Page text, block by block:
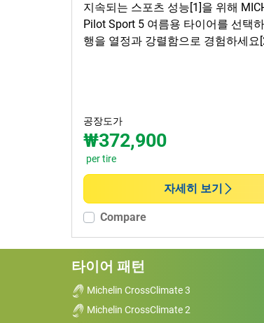
모든 유형 (2)
승용 (2)
런플랫 타이어일 경우, 선택하세
요
런플랫 (0)
논런 플랫 (2)
추가 옵션
지속되는 스포츠 성능[1]을 위해
Pilot Sport 5 여름용 타이어를 선택
행을 열정과 강렬함으로 경험하세요
공장도가
₩372,900
per tire
자세히 보기
Compare
타이어 패턴
Michelin CrossClimate 3
Michelin CrossClimate 2